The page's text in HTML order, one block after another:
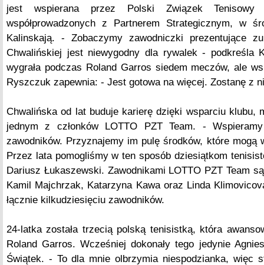
jest wspierana przez Polski Związek Tenisowy
współprowadzonych z Partnerem Strategicznym, w
Kalinskają. - Zobaczymy zawodniczki prezentujące
Chwalińskiej jest niewygodny dla rywalek - podkreśla
wygrała podczas Roland Garros siedem meczów, ale
Ryszczuk zapewnia: - Jest gotowa na więcej. Zostanę z
Chwalińska od lat buduje karierę dzięki wsparciu klubu,
jednym z członków LOTTO PZT Team. -
zawodników. Przyznajemy im pulę środków, które mogą
Przez lata pomogliśmy w ten sposób dziesiątkom
Dariusz Łukaszewski. Zawodnikami LOTTO PZT Team
Kamil Majchrzak, Katarzyna Kawa oraz Linda
łącznie kilkudziesięciu zawodników.
24-latka została trzecią polską tenisistką, która
Roland Garros. Wcześniej dokonały tego jedynie
Świątek. - To dla mnie olbrzymia niespodzianka, więc